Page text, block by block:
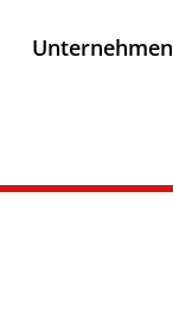
Unternehmen